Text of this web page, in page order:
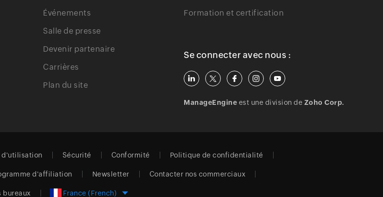
Événements
Salle de presse
Devenir partenaire
Carrières
Plan du site
Formation et certification
Se connecter avec nous :
ManageEngine est une division de Zoho Corp.
d'utilisation Sécurité Conformité Politique de confidentialité
d'affiliation Newsletter Contacter nos commerciaux
bureaux France (French)